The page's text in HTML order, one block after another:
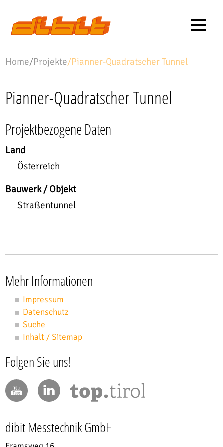
Home/Projekte/Pianner-Quadratscher Tunnel
Pianner-Quadratscher Tunnel
Projektbezogene Daten
Land
Österreich
Bauwerk / Objekt
Straßentunnel
Mehr Informationen
Impressum
Datenschutz
Suche
Inhalt / Sitemap
Folgen Sie uns!
dibit Messtechnik GmbH